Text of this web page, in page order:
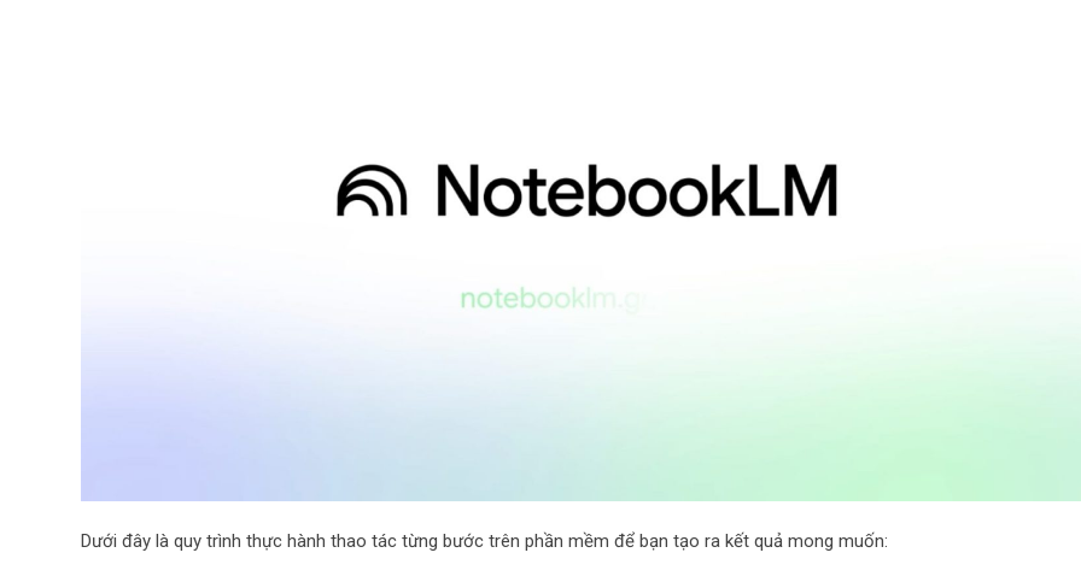
Dưới đây là quy trình thực hành thao tác từng bước trên phần mềm để bạn tạo ra kết quả mong muốn: